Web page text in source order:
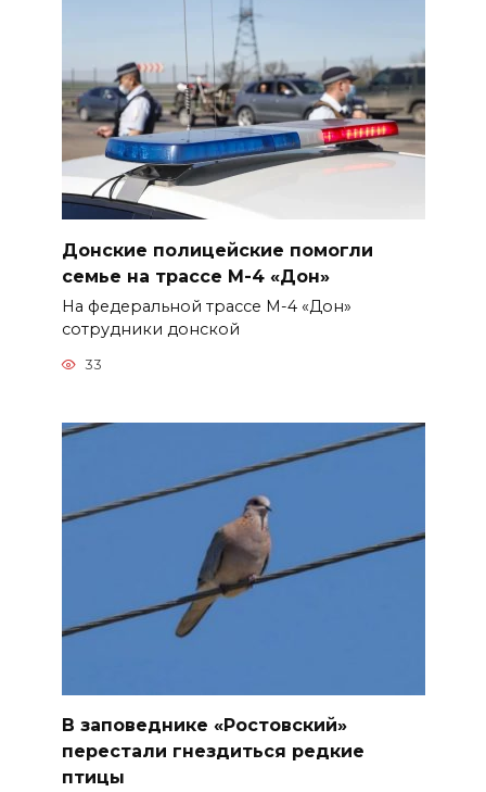
Донские полицейские помогли
семье на трассе М-4 «Дон»
На федеральной трассе М-4 «Дон»
сотрудники донской
33
В заповеднике «Ростовский»
перестали гнездиться редкие
птицы